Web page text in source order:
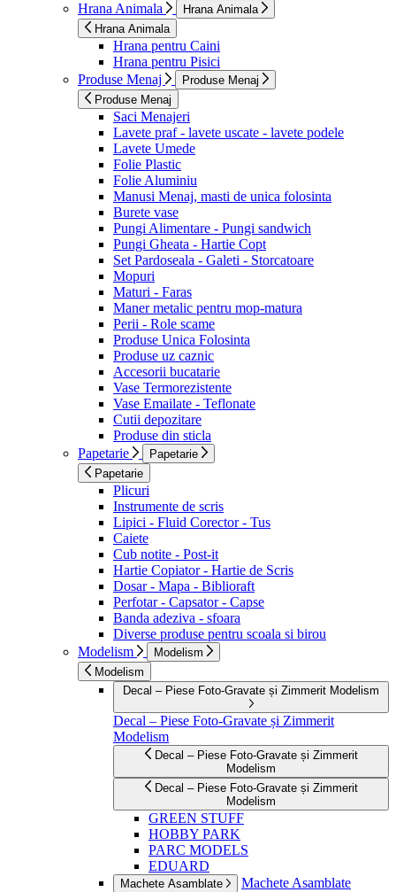
Hrana Animala
Hrana Animala
Hrana Animala
Hrana pentru Caini
Hrana pentru Pisici
Produse Menaj
Produse Menaj
Produse Menaj
Saci Menajeri
Lavete praf - lavete uscate - lavete podele
Lavete Umede
Folie Plastic
Folie Aluminiu
Manusi Menaj, masti de unica folosinta
Burete vase
Pungi Alimentare - Pungi sandwich
Pungi Gheata - Hartie Copt
Set Pardoseala - Galeti - Storcatoare
Mopuri
Maturi - Faras
Maner metalic pentru mop-matura
Perii - Role scame
Produse Unica Folosinta
Produse uz caznic
Accesorii bucatarie
Vase Termorezistente
Vase Emailate - Teflonate
Cutii depozitare
Produse din sticla
Papetarie
Papetarie
Papetarie
Plicuri
Instrumente de scris
Lipici - Fluid Corector - Tus
Caiete
Cub notite - Post-it
Hartie Copiator - Hartie de Scris
Dosar - Mapa - Biblioraft
Perfotar - Capsator - Capse
Banda adeziva - sfoara
Diverse produse pentru scoala si birou
Modelism
Modelism
Modelism
Decal – Piese Foto-Gravate și Zimmerit Modelism
Decal – Piese Foto-Gravate și Zimmerit
Modelism
Decal – Piese Foto-Gravate și Zimmerit
Modelism
Decal – Piese Foto-Gravate și Zimmerit
Modelism
GREEN STUFF
HOBBY PARK
PARC MODELS
EDUARD
Machete Asamblate Machete Asamblate